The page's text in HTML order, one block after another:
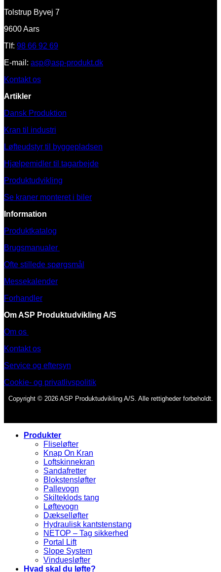
Tolstrup Byvej 7
9600 Aars
Tlf: 98 66 92 69
E-mail: asp@asp-produkt.dk
Kontakt os
Artikler
Dansk Produktion
Kran til industri
Løfteudstyr til byggepladsen
Hjælpemidler til tagarbejde
Produktudvikling
Se kraner monteret i biler
Information
Produktkatalog
Brugsmanualer
Ofte stillede spørgsmål
Messekalender
Forhandler
Om ASP Produktudvikling A/S
Om os
Kontakt os
Service og eftersyn
Cookie- og privatlivspolitik
Copyright © 2026 ASP Produktudvikling A/S. Alle rettigheder forbeholdt.
Produkter
Fliseløfter
Knap On Kran
Loftskinnekran
Sandafretter
Blokstensløfter
Pallevogn
Skilteklods tang
Løftevogn
Dækselløfter
Hydraulisk kantstenstang
NETOP – Tag sikkerhed
Portal Lift
Slope System
Vinduesløfter
Hvad skal du løfte?